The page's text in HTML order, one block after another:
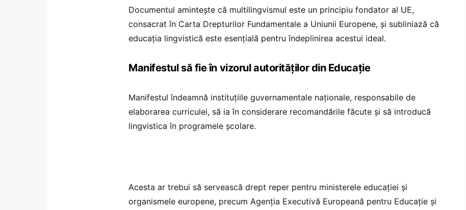
Documentul amintește că multilingvismul este un principiu fondator al UE,
consacrat în Carta Drepturilor Fundamentale a Uniunii Europene, și subliniază că
educația lingvistică este esențială pentru îndeplinirea acestui ideal.
Manifestul să fie în vizorul autorităților din Educație
Manifestul îndeamnă instituțiile guvernamentale naționale, responsabile de
elaborarea curriculei, să ia în considerare recomandările făcute și să introducă
lingvistica în programele școlare.
Acesta ar trebui să servească drept reper pentru ministerele educației și
organismele europene, precum Agenția Executivă Europeană pentru Educație și